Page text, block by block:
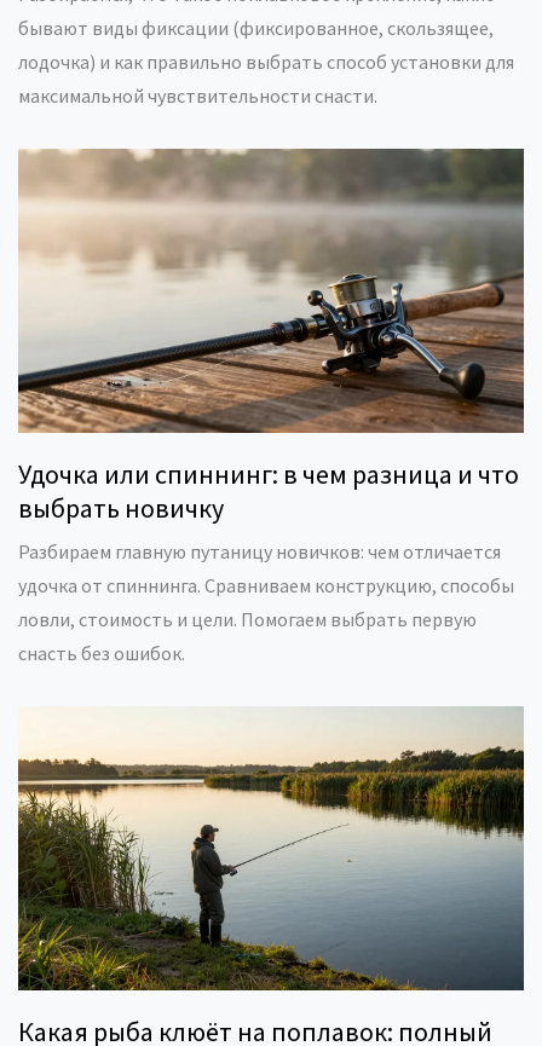
бывают виды фиксации (фиксированное, скользящее,
лодочка) и как правильно выбрать способ установки для
максимальной чувствительности снасти.
Удочка или спиннинг: в чем разница и что
выбрать новичку
Разбираем главную путаницу новичков: чем отличается
удочка от спиннинга. Сравниваем конструкцию, способы
ловли, стоимость и цели. Помогаем выбрать первую
снасть без ошибок.
Какая рыба клюёт на поплавок: полный